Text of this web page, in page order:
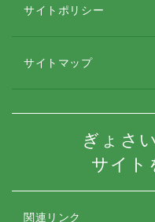
サイトポリシー
サイトマップ
ぎょさ
サイト
関連リンク